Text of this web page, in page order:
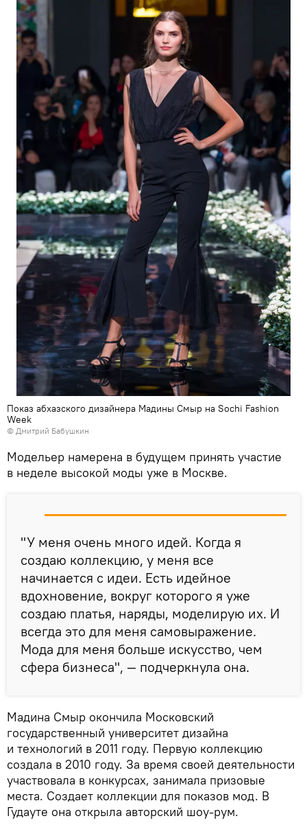
Показ абхазского дизайнера Мадины Смыр на Sochi Fashion
Week
© Дмитрий Бабушкин
Модельер намерена в будущем принять участие
в неделе высокой моды уже в Москве.
"У меня очень много идей. Когда я
создаю коллекцию, у меня все
начинается с идеи. Есть идейное
вдохновение, вокруг которого я уже
создаю платья, наряды, моделирую их. И
всегда это для меня самовыражение.
Мода для меня больше искусство, чем
сфера бизнеса", — подчеркнула она.
Мадина Смыр окончила Московский
государственный университет дизайна
и технологий в 2011 году. Первую коллекцию
создала в 2010 году. За время своей деятельности
участвовала в конкурсах, занимала призовые
места. Создает коллекции для показов мод. В
Гудауте она открыла авторский шоу-рум.